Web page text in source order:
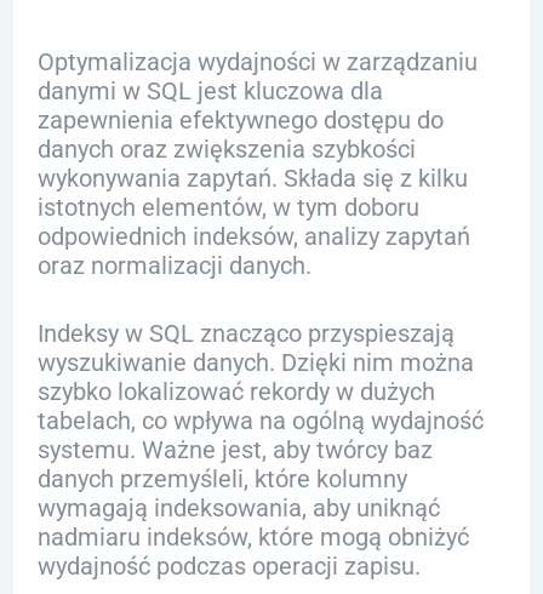
Optymalizacja wydajności w zarządzaniu
danymi w SQL jest kluczowa dla
zapewnienia efektywnego dostępu do
danych oraz zwiększenia szybkości
wykonywania zapytań. Składa się z kilku
istotnych elementów, w tym doboru
odpowiednich indeksów, analizy zapytań
oraz normalizacji danych.
Indeksy w SQL znacząco przyspieszają
wyszukiwanie danych. Dzięki nim można
szybko lokalizować rekordy w dużych
tabelach, co wpływa na ogólną wydajność
systemu. Ważne jest, aby twórcy baz
danych przemyśleli, które kolumny
wymagają indeksowania, aby uniknąć
nadmiaru indeksów, które mogą obniżyć
wydajność podczas operacji zapisu.